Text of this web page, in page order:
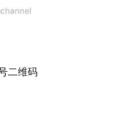
二维码